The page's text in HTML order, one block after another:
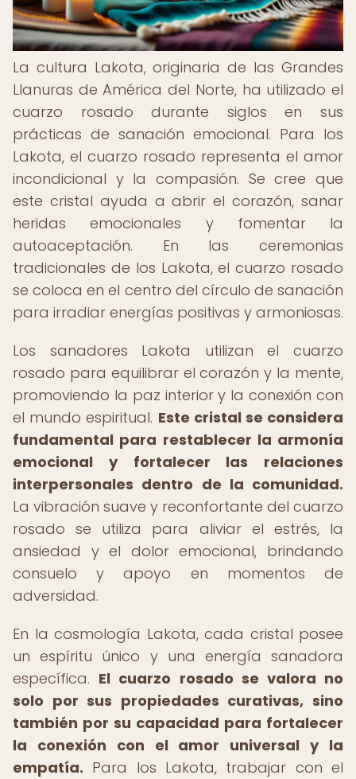
La cultura Lakota, originaria de las Grandes
Llanuras de América del Norte, ha utilizado el
cuarzo rosado durante siglos en sus
prácticas de sanación emocional. Para los
Lakota, el cuarzo rosado representa el amor
incondicional y la compasión. Se cree que
este cristal ayuda a abrir el corazón, sanar
heridas emocionales y fomentar la
autoaceptación. En las ceremonias
tradicionales de los Lakota, el cuarzo rosado
se coloca en el centro del círculo de sanación
para irradiar energías positivas y armoniosas.
Los sanadores Lakota utilizan el cuarzo
rosado para equilibrar el corazón y la mente,
promoviendo la paz interior y la conexión con
el mundo espiritual. Este cristal se considera
fundamental para restablecer la armonía
emocional y fortalecer las relaciones
interpersonales dentro de la comunidad.
La vibración suave y reconfortante del cuarzo
rosado se utiliza para aliviar el estrés, la
ansiedad y el dolor emocional, brindando
consuelo y apoyo en momentos de
adversidad.
En la cosmología Lakota, cada cristal posee
un espíritu único y una energía sanadora
específica. El cuarzo rosado se valora no
solo por sus propiedades curativas, sino
también por su capacidad para fortalecer
la conexión con el amor universal y la
empatía. Para los Lakota, trabajar con el